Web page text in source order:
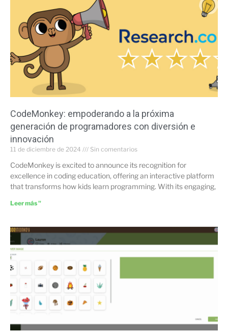
CodeMonkey: empoderando a la próxima
generación de programadores con diversión e
innovación
11 de diciembre de 2024 Sin comentarios
CodeMonkey is excited to announce its recognition for
excellence in coding education, offering an interactive platform
that transforms how kids learn programming. With its engaging,
Leer más "